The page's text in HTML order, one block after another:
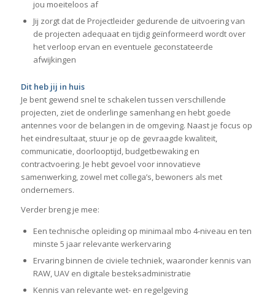
jou moeiteloos af
Jij zorgt dat de Projectleider gedurende de uitvoering van
de projecten adequaat en tijdig geïnformeerd wordt over
het verloop ervan en eventuele geconstateerde
afwijkingen
Dit heb jij in huis
Je bent gewend snel te schakelen tussen verschillende
projecten, ziet de onderlinge samenhang en hebt goede
antennes voor de belangen in de omgeving. Naast je focus op
het eindresultaat, stuur je op de gevraagde kwaliteit,
communicatie, doorlooptijd, budgetbewaking en
contractvoering. Je hebt gevoel voor innovatieve
samenwerking, zowel met collega’s, bewoners als met
ondernemers.
Verder breng je mee:
Een technische opleiding op minimaal mbo 4-niveau en ten
minste 5 jaar relevante werkervaring
Ervaring binnen de civiele techniek, waaronder kennis van
RAW, UAV en digitale besteksadministratie
Kennis van relevante wet- en regelgeving